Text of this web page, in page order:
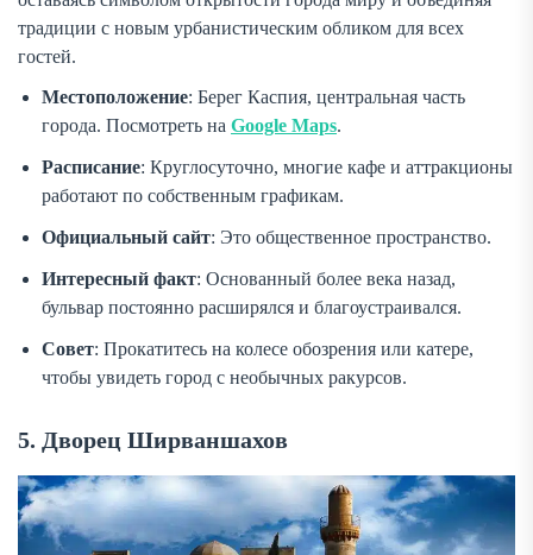
традиции с новым урбанистическим обликом для всех
гостей.
Местоположение: Берег Каспия, центральная часть
города. Посмотреть на Google Maps.
Расписание: Круглосуточно, многие кафе и аттракционы
работают по собственным графикам.
Официальный сайт: Это общественное пространство.
Интересный факт: Основанный более века назад,
бульвар постоянно расширялся и благоустраивался.
Совет: Прокатитесь на колесе обозрения или катере,
чтобы увидеть город с необычных ракурсов.
5. Дворец Ширваншахов